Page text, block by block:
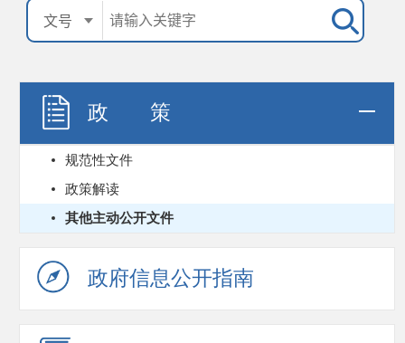
政 策
规范性文件
政策解读
其他主动公开文件
政府信息公开指南